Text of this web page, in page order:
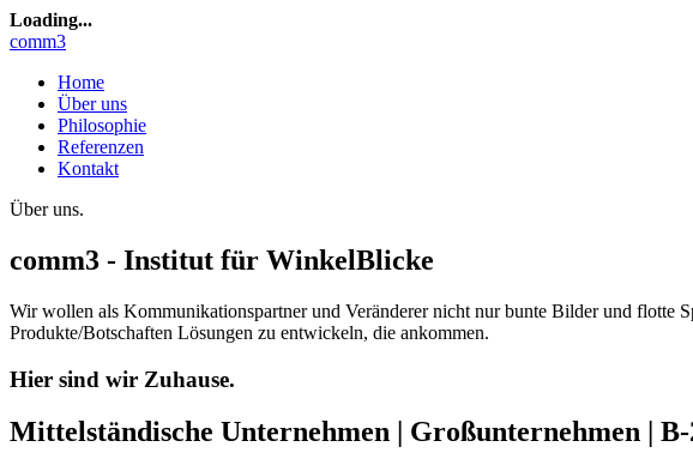
Loading...
comm3
Home
Über uns
Philosophie
Referenzen
Kontakt
Über uns.
comm3 - Institut für WinkelBlicke
Wir wollen als Kommunikationspartner und Veränderer nicht nur bunte Bilder und flotte
Produkte/Botschaften Lösungen zu entwickeln, die ankommen.
Hier sind wir Zuhause.
Mittelständische Unternehmen | Großunternehmen |